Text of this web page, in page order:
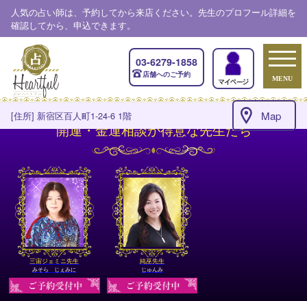
人気の占い師は、予約してから来店ください。先生のプロフール詳細を
確認してから、申込できます。
MENU
[住所] 新宿区百人町1-24-6 1階 Map
03-6279-1858
店舗へのご予約
開運・金運相談が得意な先生たち
三宙ジェミニ先生
みそら じぇみに
純巫先生
じゅんみ